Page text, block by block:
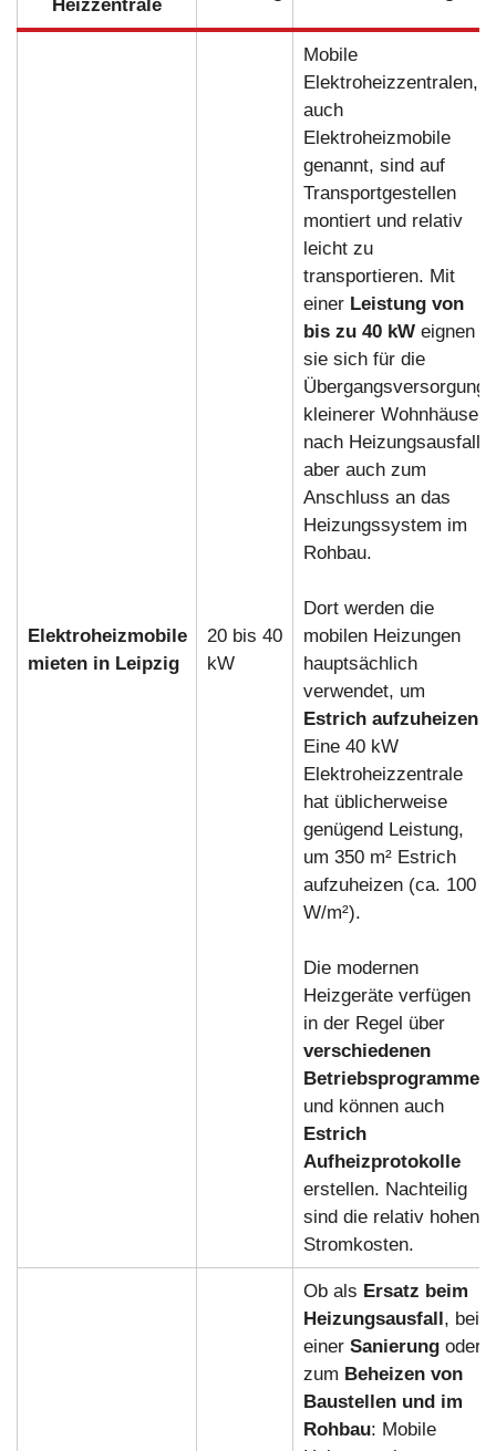
Heizzentrale
Elektroheizmobile
mieten in Leipzig
20 bis 40
kW
Mobile
Elektroheizzentralen,
auch
Elektroheizmobile
genannt, sind auf
Transportgestellen
montiert und relativ
leicht zu
transportieren. Mit
einer Leistung von
bis zu 40 kWeignen
sie sich für die
Übergangsversorgung
kleinerer Wohnhäuser
nach Heizungsausfall,
aber auch zum
Anschluss an das
Heizungssystem im
Rohbau.
Dort werden die
mobilen Heizungen
hauptsächlich
verwendet, um
Estrich aufzuheizen.
Eine 40 kW
Elektroheizzentrale
hat üblicherweise
genügend Leistung,
um 350 m² Estrich
aufzuheizen (ca. 100
W/m²).
Die modernen
Heizgeräte verfügen
in der Regel über
verschiedenen
Betriebsprogramme
und können auch
Estrich
Aufheizprotokolle
erstellen. Nachteilig
sind die relativ hohen
Stromkosten.
Ob als Ersatz beim
Heizungsausfall, bei
einer Sanierung oder
zum Beheizen von
Baustellen und im
Rohbau: Mobile